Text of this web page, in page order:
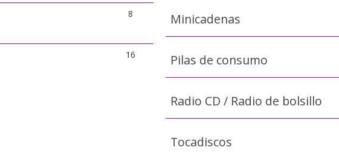
8
16
Minicadenas
Pilas de consumo
Radio CD / Radio de bolsillo
Tocadiscos